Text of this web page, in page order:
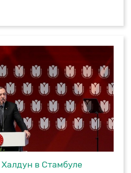
в Стамбуле